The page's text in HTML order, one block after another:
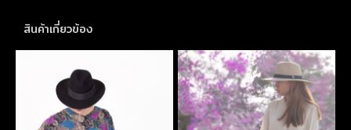
สินค้าเกี่ยวข้อง